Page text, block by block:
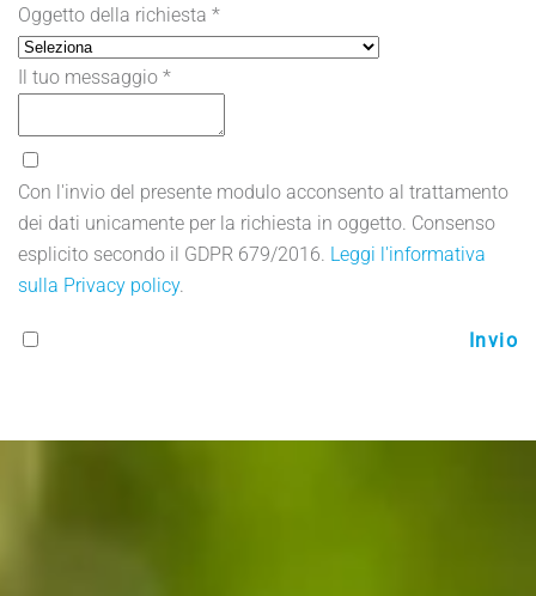
Oggetto della richiesta *
Il tuo messaggio *
Con l'invio del presente modulo acconsento al trattamento
dei dati unicamente per la richiesta in oggetto. Consenso
esplicito secondo il GDPR 679/2016. Leggi l'informativa
sulla Privacy policy.
Invio